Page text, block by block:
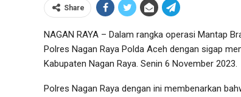
Share
NAGAN RAYA – Dalam rangka operasi Mantap
Polres Nagan Raya Polda Aceh dengan sigap
Kabupaten Nagan Raya. Senin 6 November 2023.
Polres Nagan Raya dengan ini membenarkan